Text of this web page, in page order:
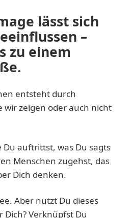
lässt sich
–
zu einem
entsteht durch
wir zeigen oder auch nicht
Du auftrittst, was Du sagts
Menschen zugehst, das
Dich denken.
Aber nutzt Du dieses
Verknüpfst Du